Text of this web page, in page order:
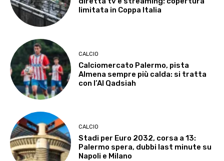
limitata in Coppa Italia
CALCIO
Calciomercato Palermo, pista
Almena sempre più calda: si tratta
con l’Al Qadsiah
CALCIO
Stadi per Euro 2032, corsa a 13:
Palermo spera, dubbi last minute su
Napoli e Milano